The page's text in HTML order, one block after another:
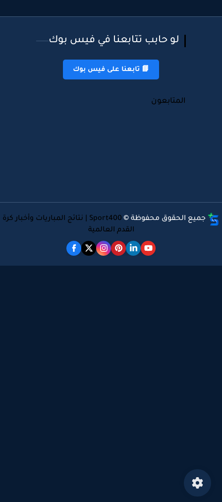
لو حابب تتابعنا في فيس بوك
📘 تابعنا على فيس بوك
المتابعون
جميع الحقوق محفوظة ©
Sport400 | نتائج المباريات وأخبار كرة
القدم العالمية